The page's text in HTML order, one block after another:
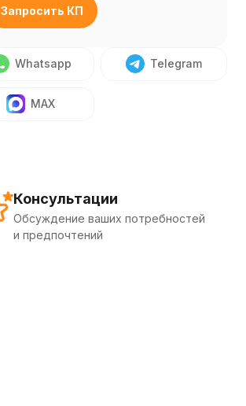
Запросить КП
Whatsapp Telegram
MAX
Консультации
Обсуждение ваших потребностей
и предпочтений